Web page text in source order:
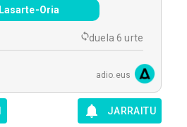
Lasarte-Oria
duela 6 urte
adio.eus
JARRAITU